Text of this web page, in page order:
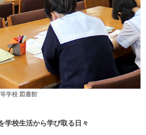
学校 図書館
学校生活から学び取る日々